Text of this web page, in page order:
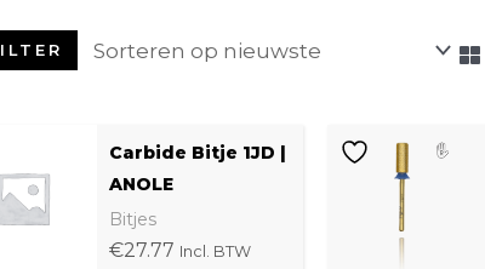
Carbide Bitje 1JD |
ANOLE
Bitjes
€27.77 Incl. BTW